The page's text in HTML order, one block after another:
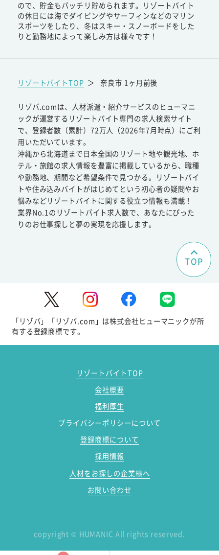
ので、貯金もバッチリ貯められます。リゾートバイト
の休日には海でダイビングやサーフィンなどのマリン
スポーツをしたり、冬はスキー・スノーボードをした
りと勤務地によって楽しみ方は様々です！
リゾートバイトTOP ＞ 奈良市 1ヶ月前後
リゾバ.comは、人材派遣・紹介サービスのヒューマニ
ックが運営するリゾートバイト専門の求人検索サイト
で、登録者数（累計）72万人（2026年7月時点）にご利
用いただいています。
沖縄から北海道まで日本全国のリゾート地や観光地、ホ
テル・旅館の求人情報を豊富に掲載しているから、職種
や勤務地、期間など希望条件で見つかる。リゾートバイ
トや住み込みバイトがはじめてという初心者の疑問やお
悩みなどリゾートバイトに関する役立つ情報も満載！
業界No.1のリゾートバイト求人数で、あなたにぴった
りのお仕事探しと夢の実現を応援します。
TOP
「リゾバ」「リゾバ.com」は株式会社ヒューマニックが所
有する登録商標です。
リゾートバイトTOP
会社概要
福利厚生
プライバシーポリシーについて
登録商標について
採用情報
人材をお探しの企業様へ
お問い合わせ
copyright © HUMANIC All rights reserved.